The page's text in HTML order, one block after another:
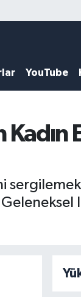
YouTube